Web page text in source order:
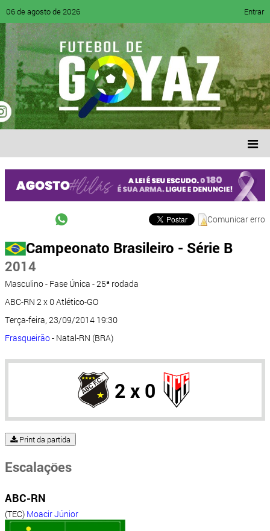
06 de agosto de 2026 Entrar
Comunicar erro
Campeonato Brasileiro - Série B
2014
Masculino - Fase Única - 25ª rodada
ABC-RN 2 x 0 Atlético-GO
Terça-feira, 23/09/2014 19:30
Frasqueirão- Natal-RN (BRA)
2 x 0
Print da partida
Escalações
ABC-RN
(TEC) Moacir Júnior